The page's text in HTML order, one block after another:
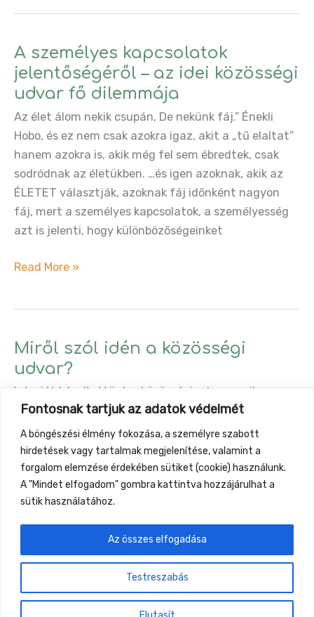
Fontosnak tartjuk az adatok védelmét
A böngészési élmény fokozása, a személyre szabott
hirdetések vagy tartalmak megjelenítése, valamint a
forgalom elemzése érdekében sütiket (cookie) használunk.
A "Mindet elfogadom" gombra kattintva hozzájárulhat a
sütik használatához.
Testreszabás
Az összes elfogadása
a
Közösségi
Udvarban
A személyes kapcsolatok
jelentőségéről – az idei közösségi
udvar fő dilemmája
Az élet álom nekik csupán, De nekünk fáj.” Énekli
Hobo, és ez nem csak azokra igaz, akit a „tű elaltat”
hanem azokra is, akik még fel sem ébredtek, csak
sodródnak az életükben. …és igen azoknak, akik az
ÉLETET választják, azoknak fáj időnként nagyon
fáj, mert a személyes kapcsolatok, a személyesség
azt is jelenti, hogy különbözőségeinket
A
–
udvar
fő
dilemmája
Read More »
Miről szól idén a közösségi
udvar?
Interjút készítettünk a közösségi udvar egyik
szakmai vezetőjével, Vágvölgyi Gusztáv – Pablóval.
Miről
szól
idén
közösségi
Read More »
1 2 … 16 Next→
Gyüttment Találkozó, 2026. augusztus 27-30.,
Csobánkapuszta